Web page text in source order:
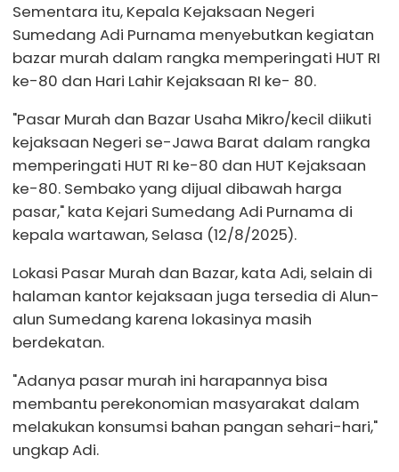
Sementara itu, Kepala Kejaksaan Negeri
Sumedang Adi Purnama menyebutkan kegiatan
bazar murah dalam rangka memperingati HUT RI
ke-80 dan Hari Lahir Kejaksaan RI ke- 80.
"Pasar Murah dan Bazar Usaha Mikro/kecil diikuti
kejaksaan Negeri se-Jawa Barat dalam rangka
memperingati HUT RI ke-80 dan HUT Kejaksaan
ke-80. Sembako yang dijual dibawah harga
pasar," kata Kejari Sumedang Adi Purnama di
kepala wartawan, Selasa (12/8/2025).
Lokasi Pasar Murah dan Bazar, kata Adi, selain di
halaman kantor kejaksaan juga tersedia di Alun-
alun Sumedang karena lokasinya masih
berdekatan.
"Adanya pasar murah ini harapannya bisa
membantu perekonomian masyarakat dalam
melakukan konsumsi bahan pangan sehari-hari,"
ungkap Adi.